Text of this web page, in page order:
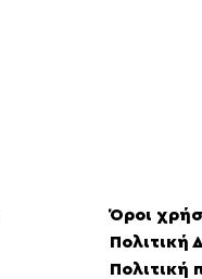
Όροι
Πολιτική
Πολιτική